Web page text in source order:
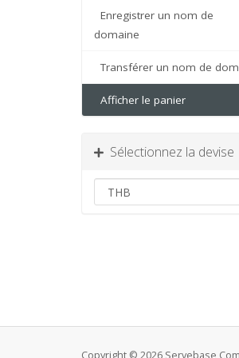
Enregistrer un nom de
domaine
Transférer un nom de
Afficher le panier
Sélectionnez la devise
Copyright © 2026 Servebase